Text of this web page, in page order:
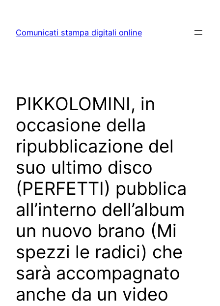
content
Comunicati stampa digitali online
PIKKOLOMINI, in
occasione della
ripubblicazione del
suo ultimo disco
(PERFETTI) pubblica
all’interno dell’album
un nuovo brano (Mi
spezzi le radici) che
sarà accompagnato
anche da un video